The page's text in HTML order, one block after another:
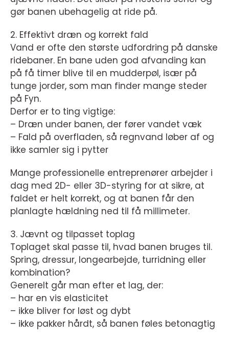
gør banen ubehagelig at ride på.
2. Effektivt dræn og korrekt fald
Vand er ofte den største udfordring på danske
ridebaner. En bane uden god afvanding kan
på få timer blive til en mudderpøl, især på
tunge jorder, som man finder mange steder
på Fyn.
Derfor er to ting vigtige:
– Dræn under banen, der fører vandet væk
– Fald på overfladen, så regnvand løber af og
ikke samler sig i pytter
Mange professionelle entreprenører arbejder i
dag med 2D- eller 3D-styring for at sikre, at
faldet er helt korrekt, og at banen får den
planlagte hældning ned til få millimeter.
3. Jævnt og tilpasset toplag
Toplaget skal passe til, hvad banen bruges til.
Spring, dressur, longearbejde, turridning eller
kombination?
Generelt går man efter et lag, der:
– har en vis elasticitet
– ikke bliver for løst og dybt
– ikke pakker hårdt, så banen føles betonagtig